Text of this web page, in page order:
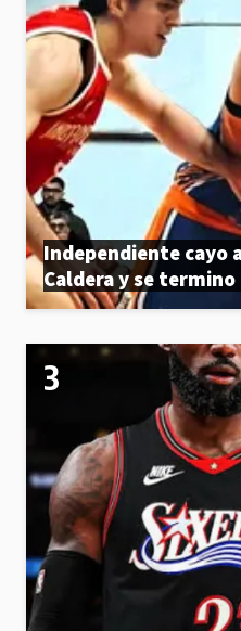
Independiente cayo
Caldera y se